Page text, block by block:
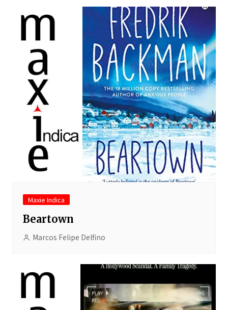
Maxie Indica
Beartown
Marcos Felipe Delfino